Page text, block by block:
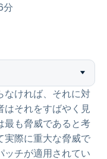
分
なければ、それに対
はそれをすばやく見
最も脅威であると考
実際に重大な脅威で
ッチが適用されてい